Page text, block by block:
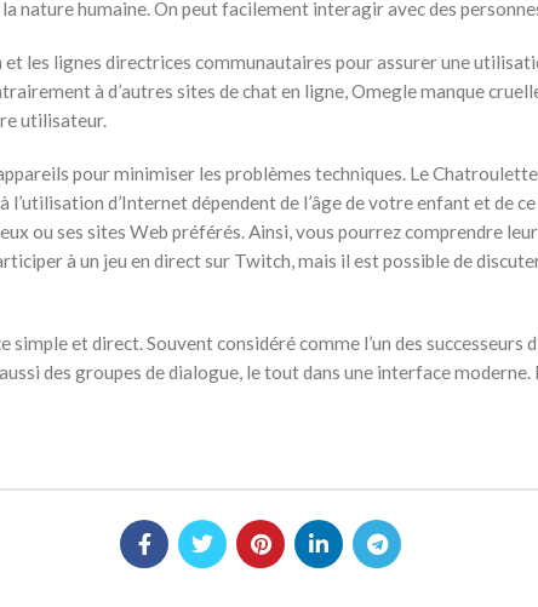
nature humaine. On peut facilement interagir avec des
les lignes directrices communautaires pour assurer une
à d’autres sites de chat en ligne, Omegle manque
utilisateur.
pour minimiser les problèmes techniques. Le
d’Internet dépendent de l’âge de votre enfant et de
ou ses sites Web préférés. Ainsi, vous pourrez comprendre
à un jeu en direct sur Twitch, mais il est possible de
et direct. Souvent considéré comme l’un des successeurs
des groupes de dialogue, le tout dans une interface